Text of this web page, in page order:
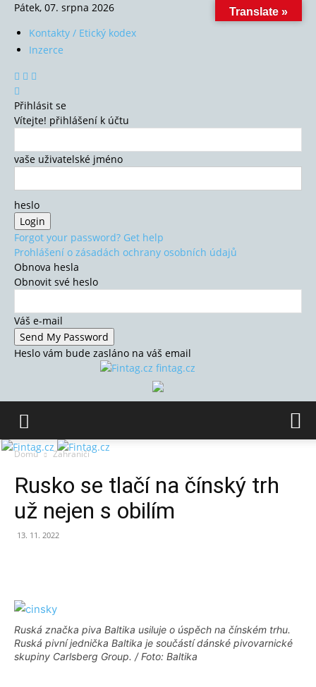
Pátek, 07. srpna 2026
Kontakty / Etický kodex
Inzerce
Přihlásit se
Vítejte! přihlášení k účtu
vaše uživatelské jméno
heslo
Forgot your password? Get help
Prohlášení o zásadách ochrany osobních údajů
Obnova hesla
Obnovit své heslo
Váš e-mail
Heslo vám bude zasláno na váš email
fintag.cz
Domů Zahraničí
Rusko se tlačí na čínský trh
už nejen s obilím
13. 11. 2022
Ruská značka piva Baltika usiluje o úspěch na čínském trhu.
Ruská pivní jednička Baltika je součástí dánské pivovarnické
skupiny Carlsberg Group. / Foto: Baltika
Translate »